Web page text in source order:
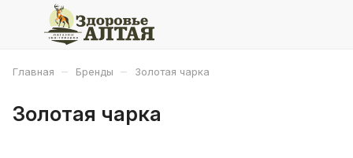
Главная – Бренды – Золотая чарка
Золотая чарка